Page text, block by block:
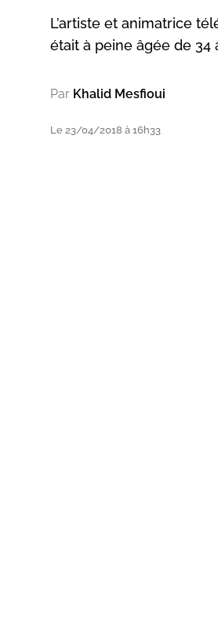
L’artiste et animatrice
était à peine âgée de 34
Par Khalid Mesfioui
Le 23/04/2018 à 16h33